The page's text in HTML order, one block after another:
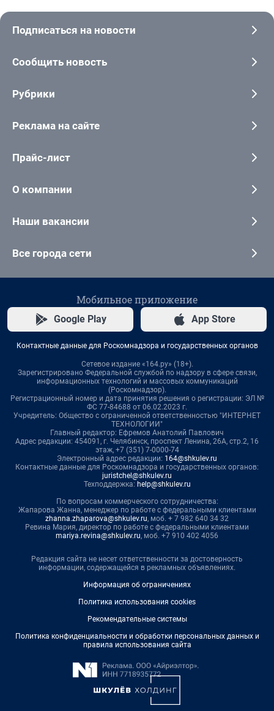
Подписаться на новости
Сообщить новость
Рубрики
Реклама на сайте
Прайс-лист
О компании
Наши вакансии
Все города сети
Мобильное приложение
Google Play App Store
Контактные данные для Роскомнадзора и государственных органов
Сетевое издание «164.ру» (18+).
Зарегистрировано Федеральной службой по надзору в сфере связи,
информационных технологий и массовых коммуникаций
(Роскомнадзор).
Регистрационный номер и дата принятия решения о регистрации: ЭЛ №
ФС 77-84688 от 06.02.2023 г.
Учредитель: Общество с ограниченной ответственностью "ИНТЕРНЕТ
ТЕХНОЛОГИИ"
Главный редактор: Ефремов Анатолий Павлович
Адрес редакции: 454091, г. Челябинск, проспект Ленина, 26А, стр.2, 16
этаж, +7 (351) 7-0000-74
Электронный адрес редакции: 164@shkulev.ru
Контактные данные для Роскомнадзора и государственных органов:
juristchel@shkulev.ru
Техподдержка: help@shkulev.ru
По вопросам коммерческого сотрудничества:
Жапарова Жанна, менеджер по работе с федеральными клиентами
zhanna.zhaparova@shkulev.ru, моб. + 7 982 640 34 32
Ревина Мария, директор по работе с федеральными клиентами
mariya.revina@shkulev.ru, моб. +7 910 402 4056
Редакция сайта не несет ответственности за достоверность
информации, содержащейся в рекламных объявлениях.
Информация об ограничениях
Политика использования cookies
Рекомендательные системы
Политика конфиденциальности и обработки персональных данных и
правила использования сайта